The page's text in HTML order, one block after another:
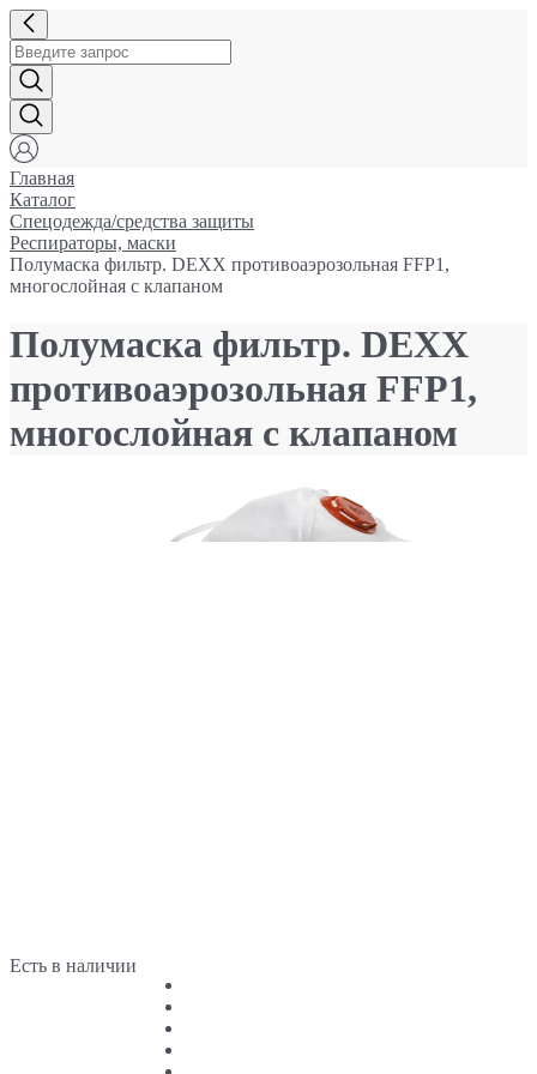
Главная
Каталог
Спецодежда/средства защиты
Респираторы, маски
Полумаска фильтр. DEXX противоаэрозольная FFP1,
многослойная с клапаном
Полумаска фильтр. DEXX
противоаэрозольная FFP1,
многослойная с клапаном
Есть в наличии